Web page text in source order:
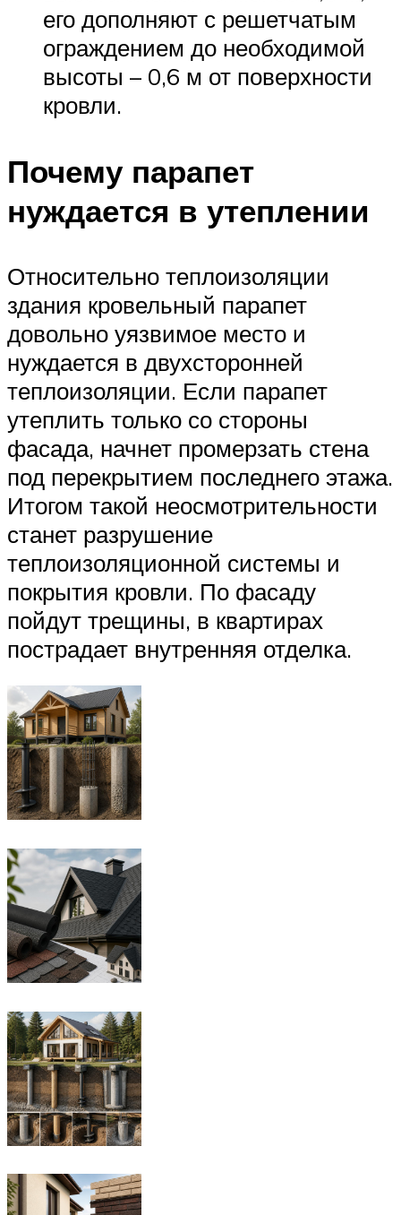
его дополняют с решетчатым
ограждением до необходимой
высоты – 0,6 м от поверхности
кровли.
Почему парапет
нуждается в утеплении
Относительно теплоизоляции
здания кровельный парапет
довольно уязвимое место и
нуждается в двухсторонней
теплоизоляции. Если парапет
утеплить только со стороны
фасада, начнет промерзать стена
под перекрытием последнего этажа.
Итогом такой неосмотрительности
станет разрушение
теплоизоляционной системы и
покрытия кровли. По фасаду
пойдут трещины, в квартирах
пострадает внутренняя отделка.